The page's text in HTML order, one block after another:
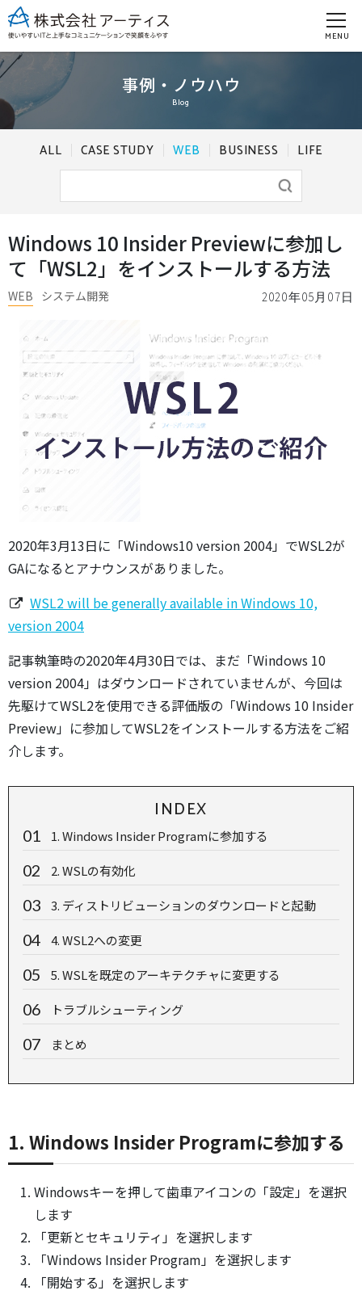
MENU
事例・ノウハウ
Blog
ALL CASE STUDY WEB BUSINESS LIFE
Windows 10 Insider Previewに参加し
て「WSL2」をインストールする方法
2020年05月07日
WEB システム開発
2020年3月13日に「Windows10 version 2004」でWSL2が
GAになるとアナウンスがありました。
WSL2 will be generally available in Windows 10,
version 2004
記事執筆時の2020年4月30日では、まだ「Windows 10
version 2004」はダウンロードされていませんが、今回は
先駆けてWSL2を使用できる評価版の「Windows 10 Insider
Preview」に参加してWSL2をインストールする方法をご紹
介します。
INDEX
1. Windows Insider Programに参加する
2. WSLの有効化
3. ディストリビューションのダウンロードと起動
4. WSL2への変更
5. WSLを既定のアーキテクチャに変更する
トラブルシューティング
まとめ
1. Windows Insider Programに参加する
Windowsキーを押して歯車アイコンの「設定」を選択
します
「更新とセキュリティ」を選択します
「Windows Insider Program」を選択します
「開始する」を選択します